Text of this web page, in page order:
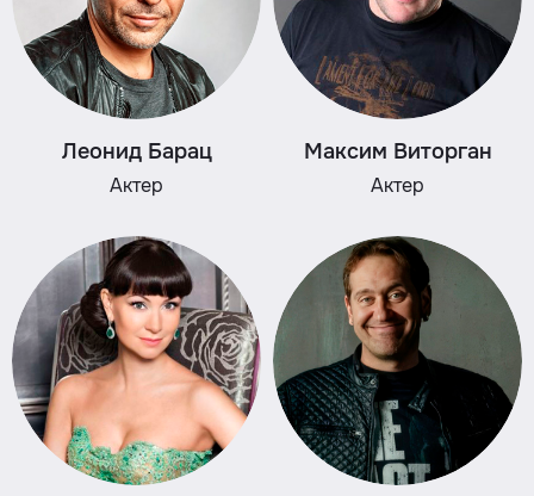
Леонид Барац
Актер
Максим Виторган
Актер